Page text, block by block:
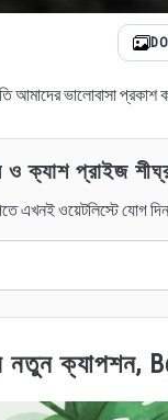
ভালোবাসা প্রকাশ
ও ক্যাশ প্রাইজ
এখনই ওয়েটলিস্টে যোগ
নতুন